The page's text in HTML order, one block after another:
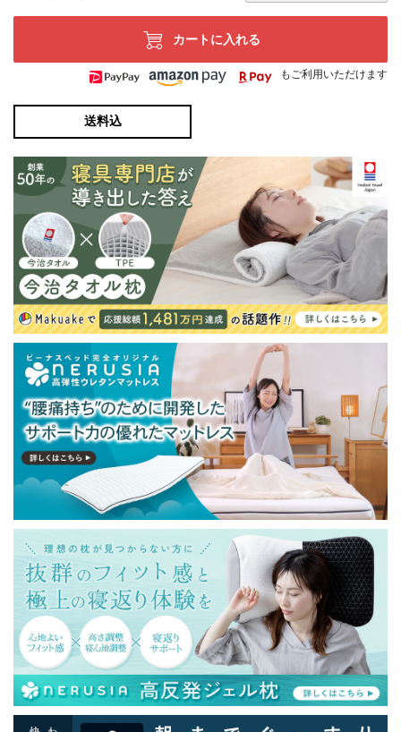
カートに入れる
もご利用いただけます
送料込